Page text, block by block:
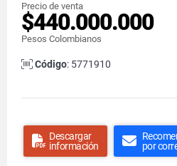
Precio de venta
$440.000.000
Pesos Colombianos
Código: 5771910
Descargar
información
por